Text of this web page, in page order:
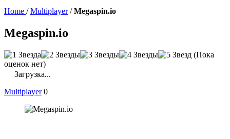
Home / Multiplayer / Megaspin.io
Megaspin.io
(Пока
оценок нет)
Загрузка...
Multiplayer 0